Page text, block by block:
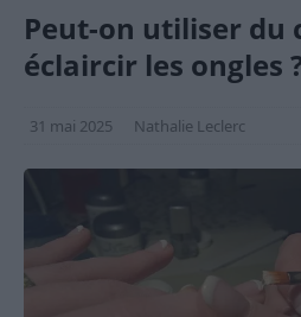
Peut-on utiliser du
éclaircir les ongles
31 mai 2025 Nathalie Leclerc